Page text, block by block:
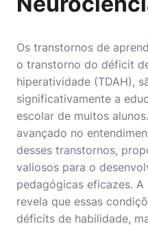
Os transtornos de
o transtorno do déficit
hiperatividade (TDAH),
significativamente a
escolar de muitos
avançado no
desses transtornos,
valiosos para o
pedagógicas eficazes.
revela que essas
déficits de habilidade,